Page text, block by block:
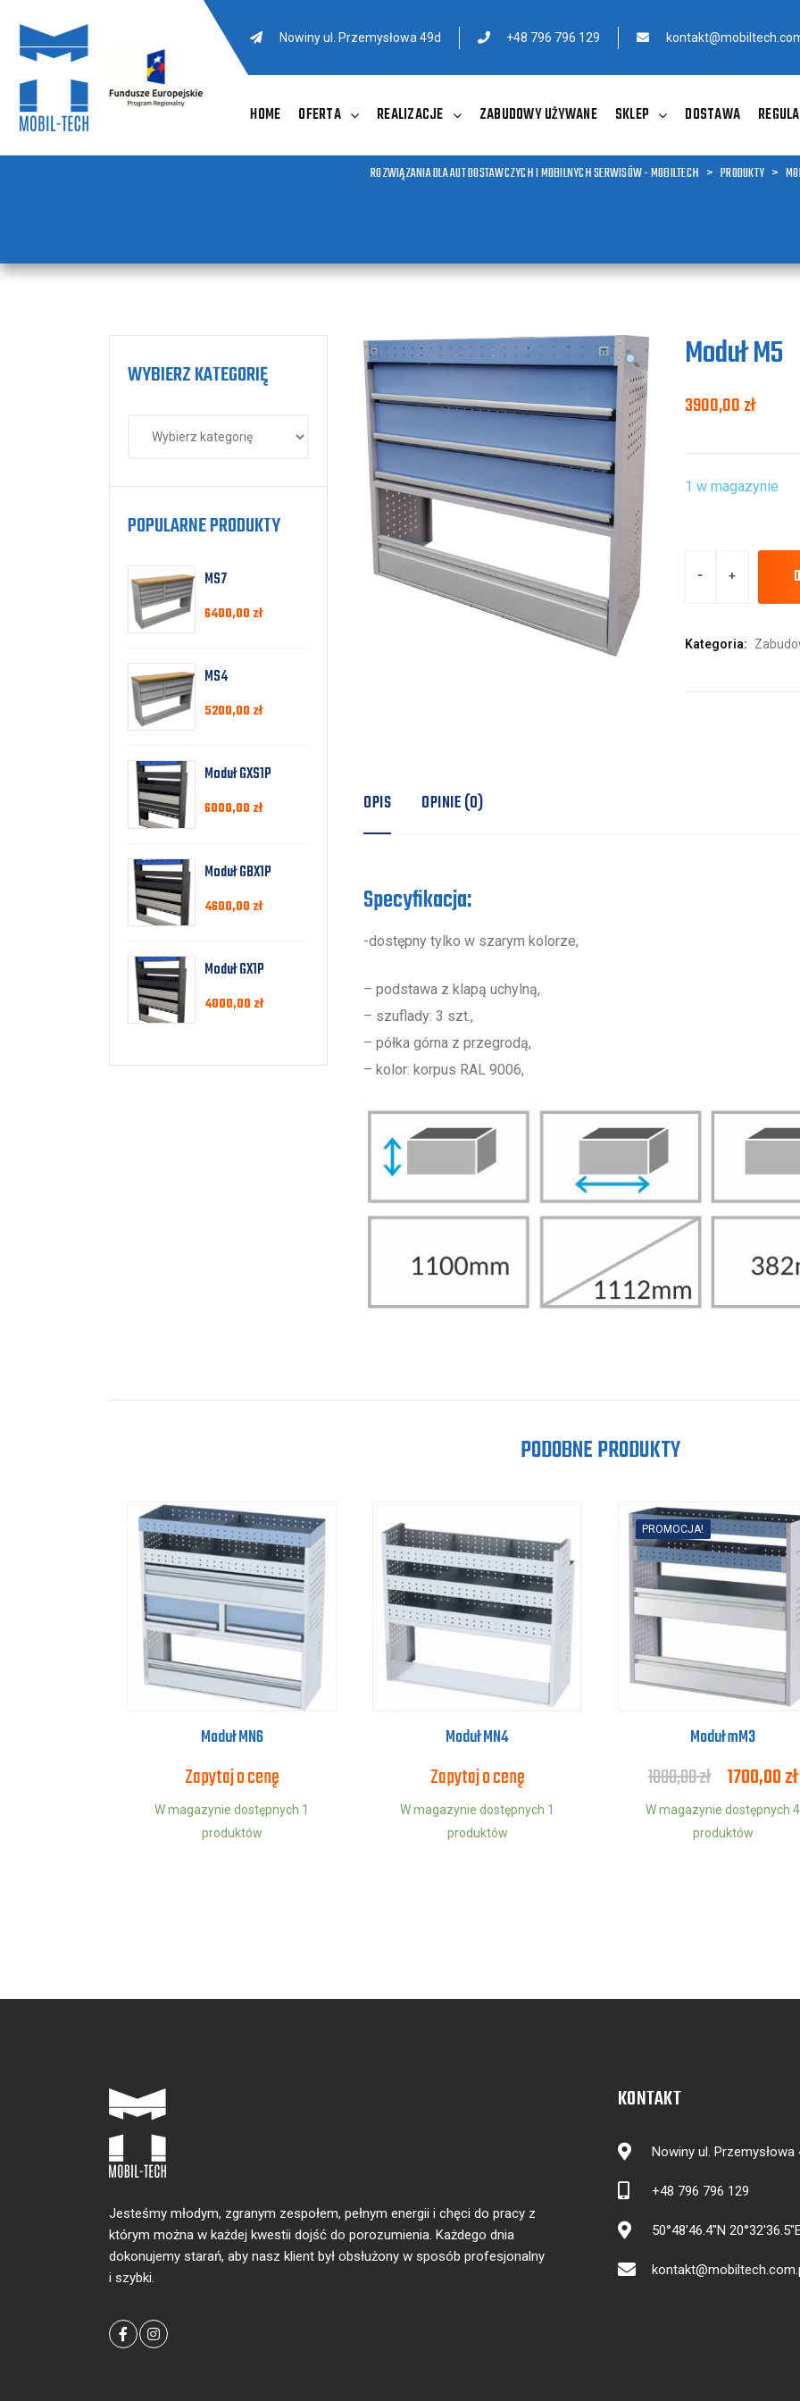
Nowiny ul. Przemysłowa 49d +48 796 796 129
HOME OFERTA REALIZACJE ZABUDOWY UŻYWANE SKLEP DOSTAWA
ROZWIĄZANIA DLA AUT DOSTAWCZYCH I MOBILNYCH SERWISÓW - MOBILTECH > PRODUKTY >
Moduł M5
3900,00zł
1 w magazynie
Kategoria:
OPIS OPINIE (0)
Specyfikacja:
-dostępny tylko w szarym kolorze,
– podstawa z klapą uchylną,
– szuflady: 3 szt.,
– półka górna z przegrodą,
– kolor: korpus RAL 9006,
WYBIERZ KATEGORIĘ
POPULARNE PRODUKTY
MS7
6400,00 zł
MS4
5200,00 zł
Moduł GXS1P
6000,00 zł
Moduł GBX1P
4600,00 zł
Moduł GX1P
4000,00 zł
PODOBNE PRODUKTY
Moduł MN6
Zapytaj o cenę
W magazynie dostępnych 1
produktów
Moduł MN4
Zapytaj o cenę
W magazynie dostępnych 1
produktów
PROMOCJA!
Moduł mM3
1800,00zł 1700,00zł
W magazynie dostępnych 4
produktów
Jesteśmy młodym, zgranym zespołem, pełnym energii i chęci do pracy z
którym można w każdej kwestii dojść do porozumienia. Każdego dnia
dokonujemy starań, aby nasz klient był obsłużony w sposób profesjonalny
i szybki.
KONTAKT
Nowiny ul. Przemysłowa
+48 796 796 129
50°48'46.4"N